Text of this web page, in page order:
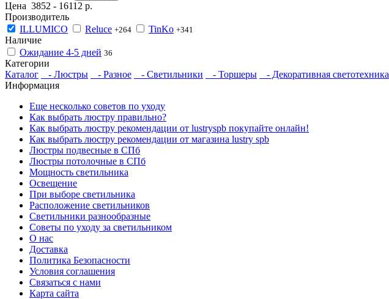
Цена 3852 - 16112 р.
Производитель
ILLUMICO
Reluce +264 TinKo +341
Наличие
Ожидание 4-5 дней 36
Категории
Каталог
- Люстры - Разное - Светильники - Торшеры - Декоративная светотехника
Информация
Еще несколько советов по уходу
Как выбрать люстру правильно?
Как выбрать люстру рекомендации от lustryspb покупайте онлайн!
Как выбрать люстру рекомендации от магазина lustry spb
Люстры подвесные в СПб
Люстры потолочные в СПб
Мощность светильника
Освещение
При выборе светильника
Расположение светильников
Светильники разнообразные
Советы по уходу за светильником
О нас
Доставка
Политика Безопасности
Условия соглашения
Связаться с нами
Карта сайта